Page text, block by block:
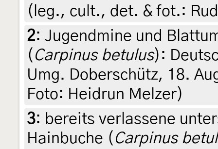
(leg., cult., det. & fot.:
2: Jugendmine und
( Carpinus betulus):
Umg. Doberschütz, 18.
Foto: Heidrun Melzer)
3: bereits verlassene
Hainbuche ( Carpinus